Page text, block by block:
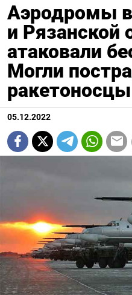
Аэродромы
и Рязанской
атаковали
Могли
ракетоносцы
05.12.2022